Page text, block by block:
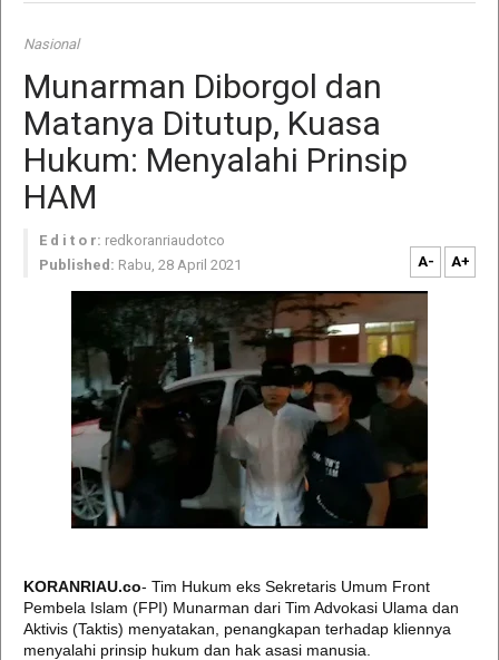
Nasional
Munarman Diborgol dan
Matanya Ditutup, Kuasa
Hukum: Menyalahi Prinsip
HAM
E d i t o r: redkoranriaudotco
Published: Rabu, 28 April 2021 A- A+
KORANRIAU.co- Tim Hukum eks Sekretaris Umum Front
Pembela Islam (FPI) Munarman dari Tim Advokasi Ulama dan
Aktivis (Taktis) menyatakan, penangkapan terhadap kliennya
menyalahi prinsip hukum dan hak asasi manusia.